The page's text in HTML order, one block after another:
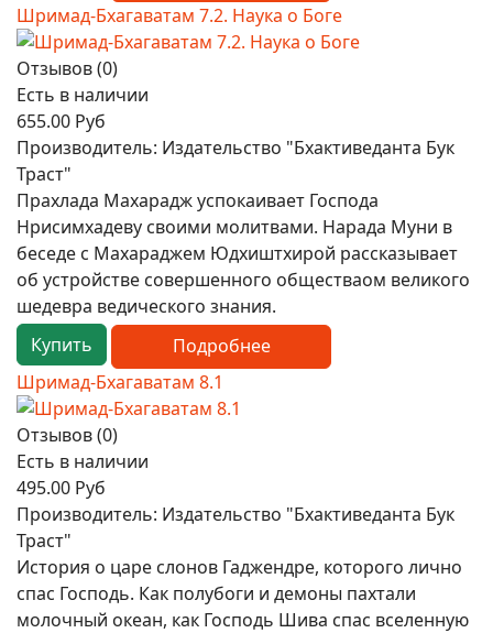
Шримад-Бхагаватам 7.2. Наука о Боге
Отзывов (0)
Есть в наличии
655.00 Руб
Производитель: Издательство "Бхактиведанта Бук
Траст"
Прахлада Махарадж успокаивает Господа
Нрисимхадеву своими молитвами. Нарада Муни в
беседе с Махараджем Юдхиштхирой рассказывает
об устройстве совершенного обществаом великого
шедевра ведического знания.
Купить
Подробнее
Шримад-Бхагаватам 8.1
Отзывов (0)
Есть в наличии
495.00 Руб
Производитель: Издательство "Бхактиведанта Бук
Траст"
История о царе слонов Гаджендре, которого лично
спас Господь. Как полубоги и демоны пахтали
молочный океан, как Господь Шива спас вселенную